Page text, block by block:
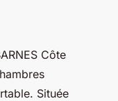
Côte
Située